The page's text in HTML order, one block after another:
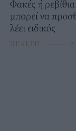
Φακές ή
μπορεί να
λέει ειδικός
HEALTH ⸻